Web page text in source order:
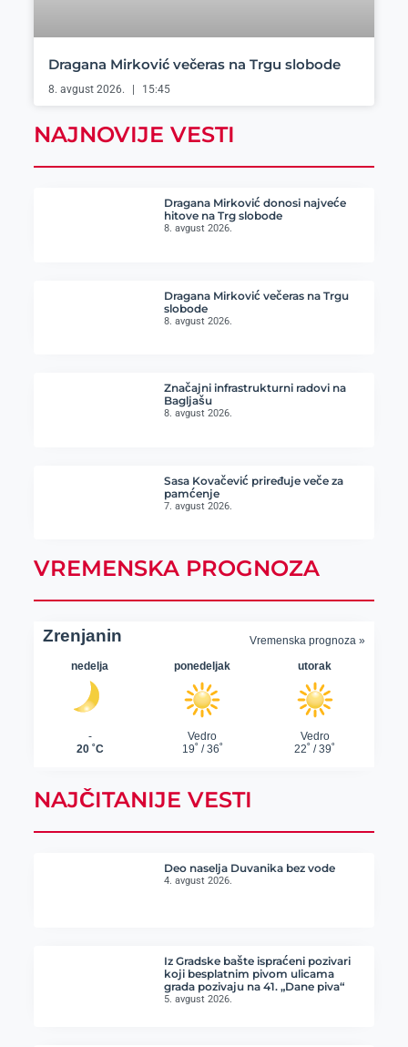
Dragana Mirković večeras na Trgu slobode
8. avgust 2026. 15:45
NAJNOVIJE VESTI
Dragana Mirković donosi najveće
hitove na Trg slobode
8. avgust 2026.
Dragana Mirković večeras na Trgu
slobode
8. avgust 2026.
Značajni infrastrukturni radovi na
Bagljašu
8. avgust 2026.
Sasa Kovačević priređuje veče za
pamćenje
7. avgust 2026.
VREMENSKA PROGNOZA
NAJČITANIJE VESTI
Deo naselja Duvanika bez vode
4. avgust 2026.
Iz Gradske bašte ispraćeni pozivari
koji besplatnim pivom ulicama
grada pozivaju na 41. „Dane piva“
5. avgust 2026.